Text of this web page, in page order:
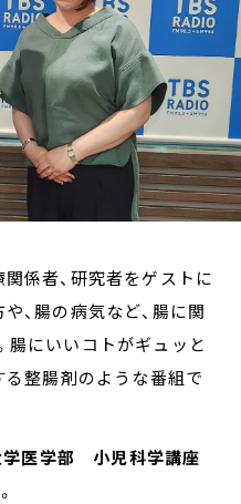
係者、研究者をゲストに
、腸の病気など、腸に関
腸にいいコトがギュッと
る整腸剤のような番組で
学医学部 小児科学講座